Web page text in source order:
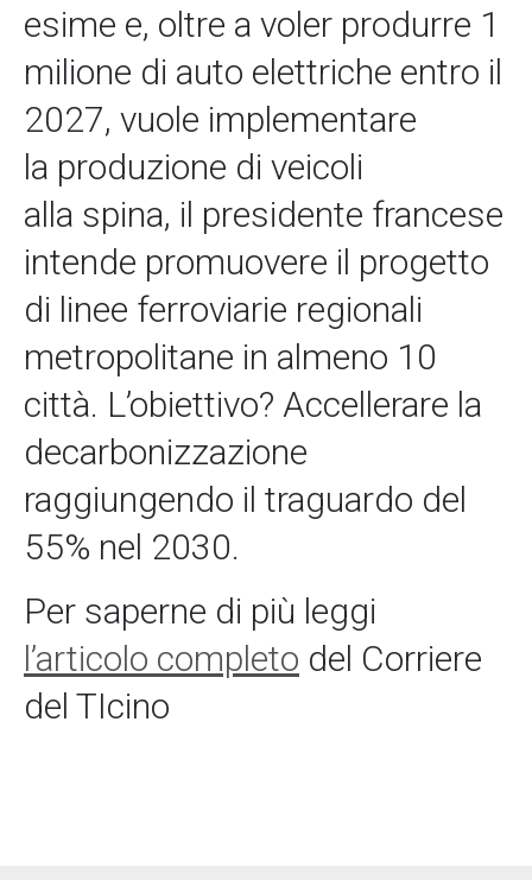
esime e, oltre a voler produrre 1
milione di auto elettriche entro il
2027, vuole implementare
la produzione di veicoli
alla spina, il presidente francese
intende promuovere il progetto
di linee ferroviarie regionali
metropolitane in almeno 10
città. L’obiettivo? Accellerare la
decarbonizzazione
raggiungendo il traguardo del
55% nel 2030.
Per saperne di più leggi
l’articolo completo del Corriere
del TIcino